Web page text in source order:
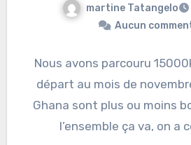
martine Tatangelo
Aucun
Nous avons parcouru
départ au mois de
Ghana sont plus ou moins
l’ensemble ça va, on a